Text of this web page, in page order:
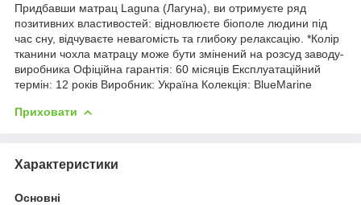
Придбавши матрац Laguna (Лагуна), ви отримуєте ряд
позитивних властивостей: відновлюєте біополе людини під
час сну, відчуваєте невагомість та глибоку релаксацію. *Колір
тканини чохла матрацу може бути змінений на розсуд заводу-
виробника Офіційна гарантія: 60 місяців Експлуатаційний
термін: 12 років Виробник: Україна Колекція: BlueMarine
Приховати
Характеристики
Основні